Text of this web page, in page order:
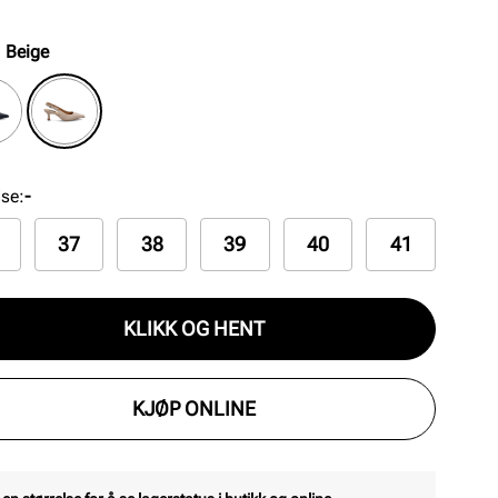
Beige
:-
37 38 39 40 41
KLIKK OG HENT
KJØP ONLINE